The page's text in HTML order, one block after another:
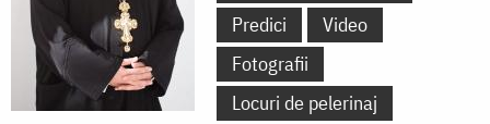
Predici
Video
Fotografii
Locuri de pelerinaj